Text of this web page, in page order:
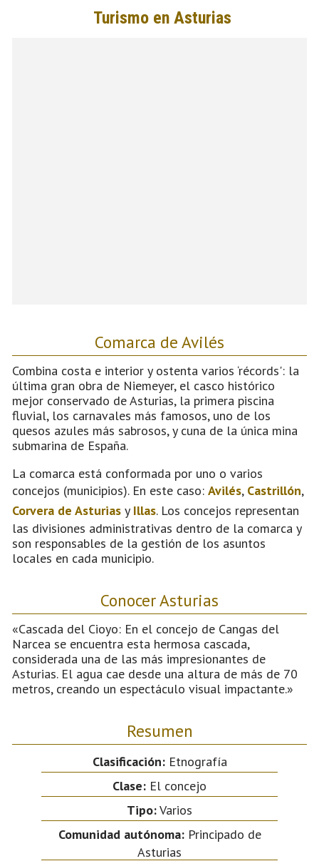
Comarca de Avilés
Combina costa e interior y ostenta varios ‘récords': la
última gran obra de Niemeyer, el casco histórico
mejor conservado de Asturias, la primera piscina
fluvial, los carnavales más famosos, uno de los
quesos azules más sabrosos, y cuna de la única mina
submarina de España.
La comarca está conformada por uno o varios
concejos (municipios). En este caso: Avilés, Castrillón,
Corvera de Asturias y Illas. Los concejos representan
las divisiones administrativas dentro de la comarca y
son responsables de la gestión de los asuntos
locales en cada municipio.
Conocer Asturias
«Cascada del Cioyo: En el concejo de Cangas del
Narcea se encuentra esta hermosa cascada,
considerada una de las más impresionantes de
Asturias. El agua cae desde una altura de más de 70
metros, creando un espectáculo visual impactante.»
Resumen
Clasificación:Etnografía
Clase: El concejo
Tipo:Varios
Comunidad autónoma:Principado de
Asturias